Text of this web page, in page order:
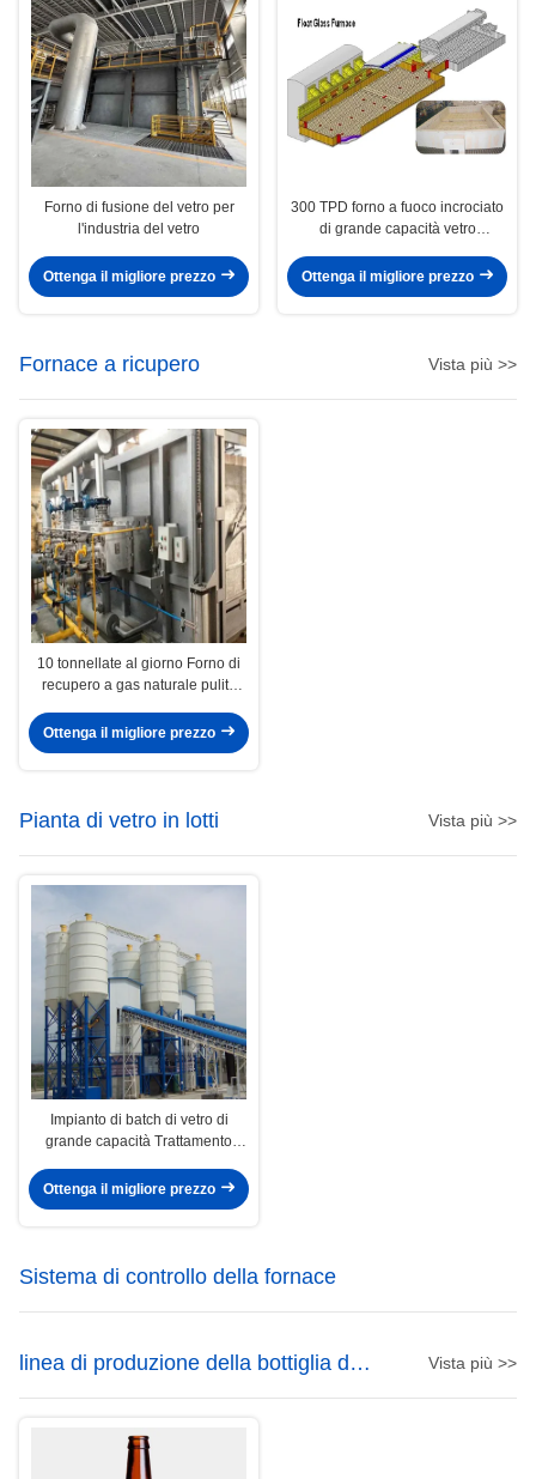
Forno di fusione del vetro per
l'industria del vetro
Ottenga il migliore prezzo
300 TPD forno a fuoco incrociato
di grande capacità vetro
Ottenga il migliore prezzo
Fornace a ricupero Vista più >>
10 tonnellate al giorno Forno di
recupero a gas naturale pulito
automatico
Ottenga il migliore prezzo
Pianta di vetro in lotti Vista più >>
Impianto di batch di vetro di
grande capacità Trattamento
efficienza
Ottenga il migliore prezzo
Sistema di controllo della fornace
linea di produzione della bottiglia di
vetro
Vista più >>